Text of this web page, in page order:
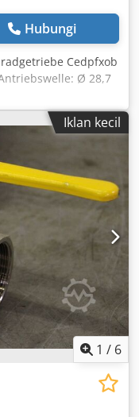
Hubungi
Cedpfxob
Ø 28,7
Iklan kecil
1 / 6